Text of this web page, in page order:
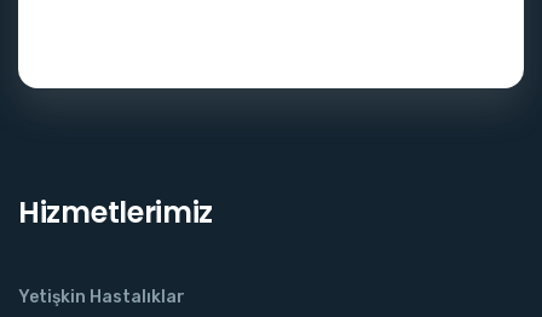
Hizmetlerimiz
Yetişkin Hastalıklar